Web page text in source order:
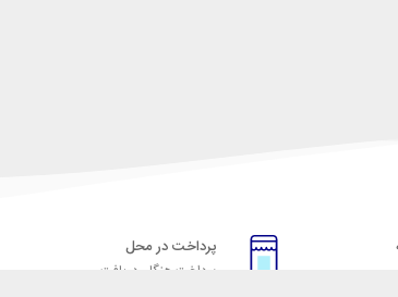
پرداخت در محل
پرداخت هنگام دریافت